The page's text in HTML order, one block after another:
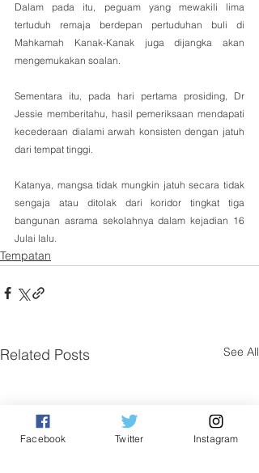
Dalam pada itu, peguam yang mewakili lima
tertuduh remaja berdepan pertuduhan buli di
Mahkamah Kanak-Kanak juga dijangka akan
mengemukakan soalan.
Sementara itu, pada hari pertama prosiding, Dr
Jessie memberitahu, hasil pemeriksaan mendapati
kecederaan dialami arwah konsisten dengan jatuh
dari tempat tinggi.
Katanya, mangsa tidak mungkin jatuh secara tidak
sengaja atau ditolak dari koridor tingkat tiga
bangunan asrama sekolahnya dalam kejadian 16
Julai lalu.
Tempatan
Related Posts See All
Facebook Twitter Instagram